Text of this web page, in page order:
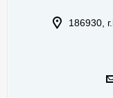
186930,